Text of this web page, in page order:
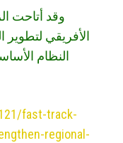
وقد أتاحت
الأفريقي لتطوير
النظام
fast-track-
regional-